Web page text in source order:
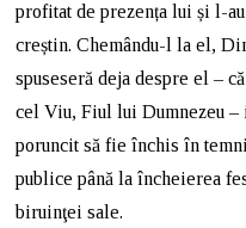
profitat de prezența lui și l-
creștin. Chemându-l la el,
spuseseră deja despre el –
cel Viu, Fiul lui Dumnezeu
poruncit să fie închis în
publice până la încheierea
biruinţei sale.